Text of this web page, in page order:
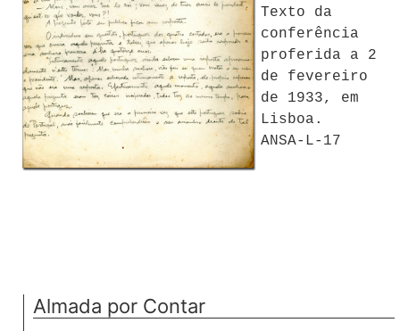
Texto da
conferência
proferida a 2
de fevereiro
de 1933, em
Lisboa.
ANSA-L-17
Almada por Contar